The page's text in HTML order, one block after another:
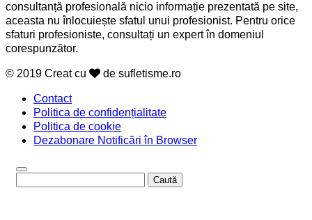
consultanță profesională nicio informație prezentată pe site,
aceasta nu înlocuiește sfatul unui profesionist. Pentru orice
sfaturi profesioniste, consultați un expert în domeniul
corespunzător.
© 2019 Creat cu de sufletisme.ro
Contact
Politica de confidențialitate
Politica de cookie
Dezabonare Notificări în Browser